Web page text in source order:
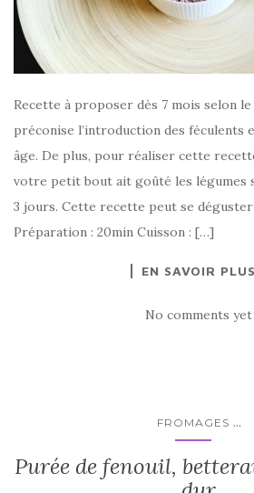
Recette à proposer dès 7 mois selon
préconise l’introduction des féculents
âge. De plus, pour réaliser cette
votre petit bout ait goûté les légumes
3 jours. Cette recette peut se
Préparation : 20min Cuisson : […]
EN SAVOIR PLUS
No comments yet
FROMAGES ...
Purée de fenouil,